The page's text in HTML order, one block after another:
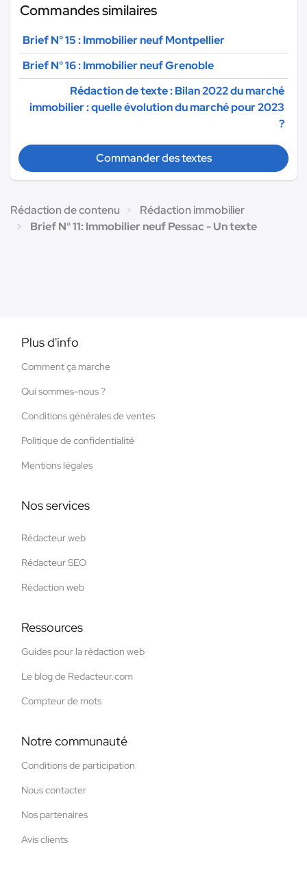
Commandes similaires
Brief N° 15 : Immobilier neuf Montpellier
Brief N° 16 : Immobilier neuf Grenoble
Rédaction de texte : Bilan 2022 du marché
immobilier : quelle évolution du marché pour 2023
?
Commander des textes
Rédaction de contenu
Rédaction immobilier
Brief N° 11: Immobilier neuf Pessac - Un texte
Plus d'info
Comment ça marche
Qui sommes-nous ?
Conditions générales de ventes
Politique de confidentialité
Mentions légales
Nos services
Rédacteur web
Rédacteur SEO
Rédaction web
Ressources
Guides pour la rédaction web
Le blog de Redacteur.com
Compteur de mots
Notre communauté
Conditions de participation
Nous contacter
Nos partenaires
Avis clients